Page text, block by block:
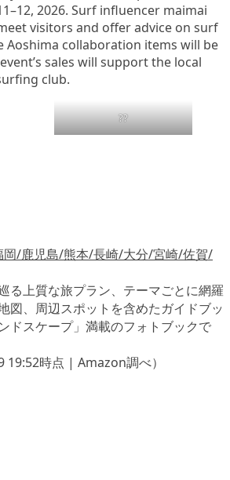
2026. Surf influencer maimai
visitors and offer advice on surf
Aoshima collaboration items will be
sales will support the local
club.
??
岡/鹿児島/熊本/長崎/大分/宮崎/佐賀/
る上質な旅プラン、テーマごとに網羅
図、周辺スポットを含めたガイドブッ
ドスケープ」満載のフォトブックで
19:52時点 | Amazon調べ）